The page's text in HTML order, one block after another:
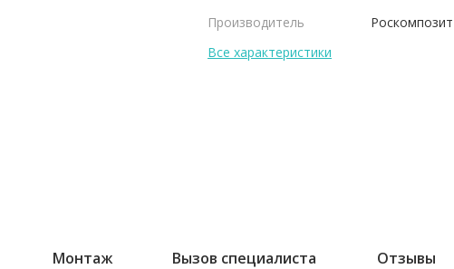
Производитель
Роскомпозит
Все характеристики
Монтаж Вызов специалиста Отзывы